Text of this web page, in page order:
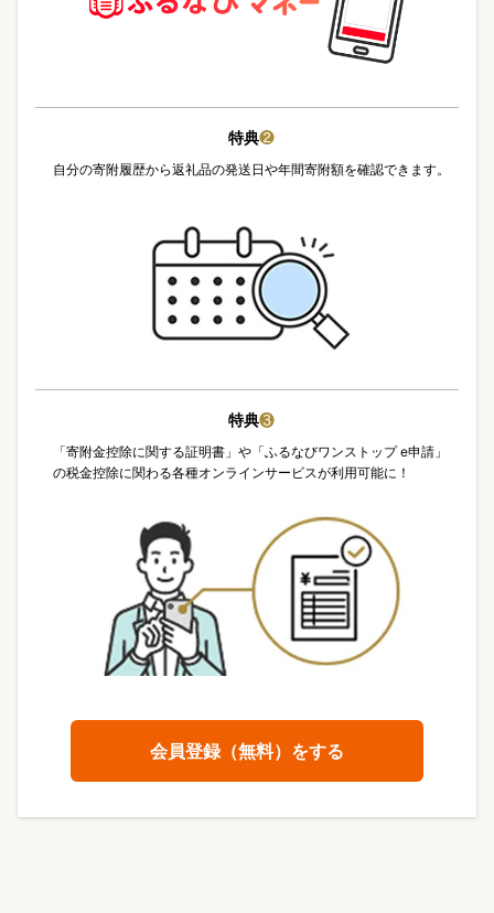
特典❷
自分の寄附履歴から返礼品の発送日や年間寄附額を確認できます。
特典❸
「寄附金控除に関する証明書」や「ふるなびワンストップ e申請」
の税金控除に関わる各種オンラインサービスが利用可能に！
会員登録（無料）をする